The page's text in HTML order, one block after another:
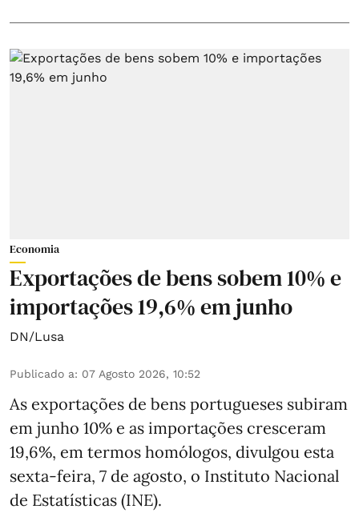
Economia
Exportações de bens sobem 10% e
importações 19,6% em junho
DN/Lusa
Publicado a: 07 Agosto 2026, 10:52
As exportações de bens portugueses subiram
em junho 10% e as importações cresceram
19,6%, em termos homólogos, divulgou esta
sexta-feira, 7 de agosto, o Instituto Nacional
de Estatísticas (INE).